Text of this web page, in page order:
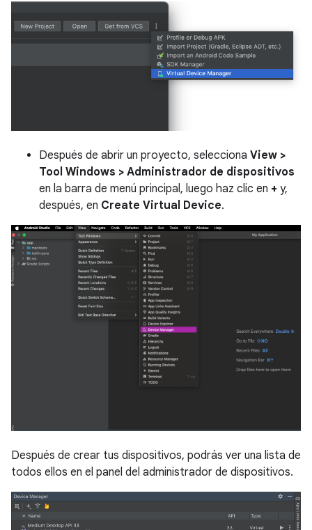
Después de abrir un proyecto, selecciona View >
Tool Windows > Administrador de dispositivos
en la barra de menú principal, luego haz clic en + y,
después, en Create Virtual Device.
Después de crear tus dispositivos, podrás ver una lista de
todos ellos en el panel del administrador de dispositivos.